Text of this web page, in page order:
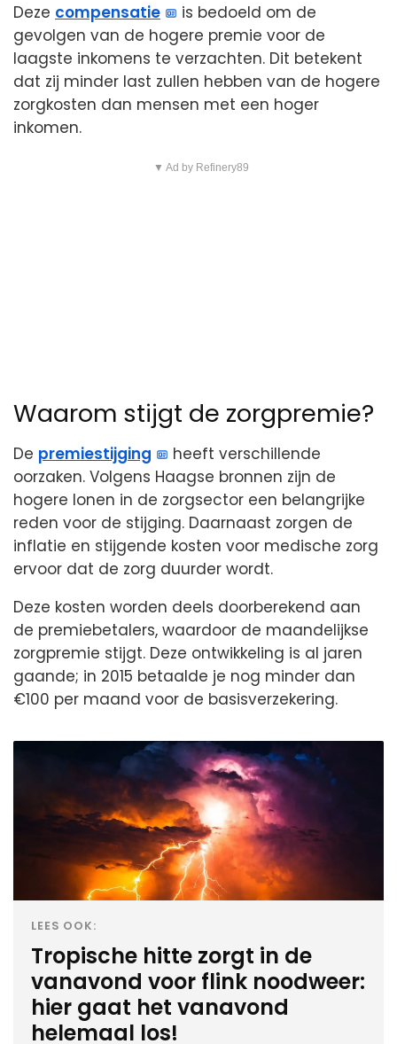
Deze compensatie
is bedoeld om de
gevolgen van de hogere premie voor de
laagste inkomens te verzachten. Dit betekent
dat zij minder last zullen hebben van de hogere
zorgkosten dan mensen met een hoger
inkomen.
▼ Ad by Refinery89
Waarom stijgt de zorgpremie?
De premiestijging
heeft verschillende
oorzaken. Volgens Haagse bronnen zijn de
hogere lonen in de zorgsector een belangrijke
reden voor de stijging. Daarnaast zorgen de
inflatie en stijgende kosten voor medische zorg
ervoor dat de zorg duurder wordt.
Deze kosten worden deels doorberekend aan
de premiebetalers, waardoor de maandelijkse
zorgpremie stijgt. Deze ontwikkeling is al jaren
gaande; in 2015 betaalde je nog minder dan
€100 per maand voor de basisverzekering.
LEES OOK:
Tropische hitte zorgt in de
vanavond voor flink noodweer:
hier gaat het vanavond
helemaal los!